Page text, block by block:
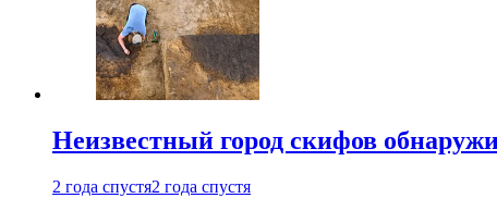
Неизвестный город скифов
2 года спустя2 года спустя